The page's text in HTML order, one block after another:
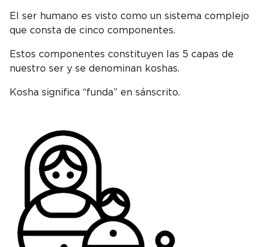
El ser humano es visto como un sistema complejo
que consta de cinco componentes.
Estos componentes constituyen las 5 capas de
nuestro ser y se denominan koshas.
Kosha significa “funda” en sánscrito.